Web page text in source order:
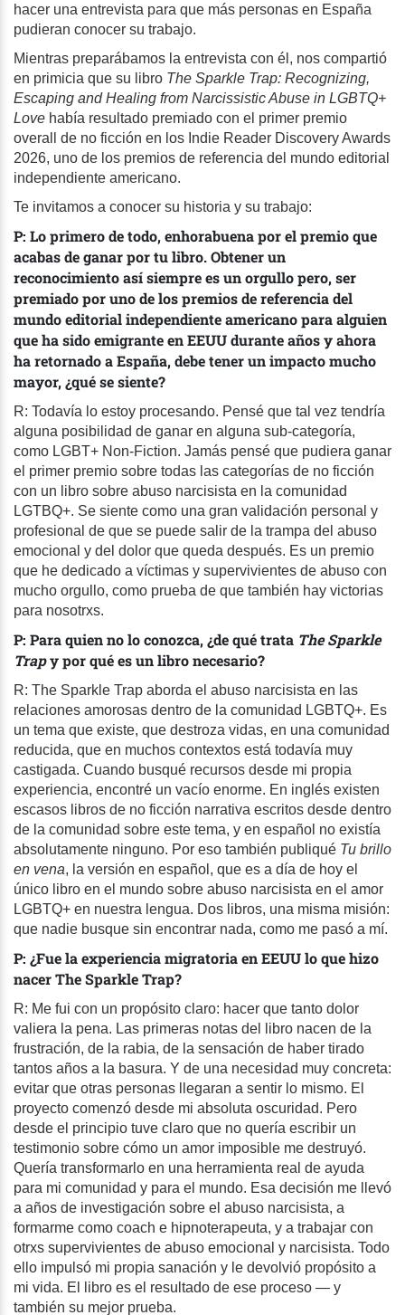
hacer una entrevista para que más personas en España
pudieran conocer su trabajo.
Mientras preparábamos la entrevista con él, nos compartió
en primicia que su libro The Sparkle Trap: Recognizing,
Escaping and Healing from Narcissistic Abuse in LGBTQ+
Love había resultado premiado con el primer premio
overall de no ficción en los Indie Reader Discovery Awards
2026, uno de los premios de referencia del mundo editorial
independiente americano.
Te invitamos a conocer su historia y su trabajo:
P: Lo primero de todo, enhorabuena por el premio que
acabas de ganar por tu libro. Obtener un
reconocimiento así siempre es un orgullo pero, ser
premiado por uno de los premios de referencia del
mundo editorial independiente americano para alguien
que ha sido emigrante en EEUU durante años y ahora
ha retornado a España, debe tener un impacto mucho
mayor, ¿qué se siente?
R: Todavía lo estoy procesando. Pensé que tal vez tendría
alguna posibilidad de ganar en alguna sub-categoría,
como LGBT+ Non-Fiction. Jamás pensé que pudiera ganar
el primer premio sobre todas las categorías de no ficción
con un libro sobre abuso narcisista en la comunidad
LGTBQ+. Se siente como una gran validación personal y
profesional de que se puede salir de la trampa del abuso
emocional y del dolor que queda después. Es un premio
que he dedicado a víctimas y supervivientes de abuso con
mucho orgullo, como prueba de que también hay victorias
para nosotrxs.
P: Para quien no lo conozca, ¿de qué trata The Sparkle
Trapy por qué es un libro necesario?
R: The Sparkle Trap aborda el abuso narcisista en las
relaciones amorosas dentro de la comunidad LGBTQ+. Es
un tema que existe, que destroza vidas, en una comunidad
reducida, que en muchos contextos está todavía muy
castigada. Cuando busqué recursos desde mi propia
experiencia, encontré un vacío enorme. En inglés existen
escasos libros de no ficción narrativa escritos desde dentro
de la comunidad sobre este tema, y en español no existía
absolutamente ninguno. Por eso también publiqué Tu brillo
en vena, la versión en español, que es a día de hoy el
único libro en el mundo sobre abuso narcisista en el amor
LGBTQ+ en nuestra lengua. Dos libros, una misma misión:
que nadie busque sin encontrar nada, como me pasó a mí.
P: ¿Fue la experiencia migratoria en EEUU lo que hizo
nacer The Sparkle Trap?
R: Me fui con un propósito claro: hacer que tanto dolor
valiera la pena. Las primeras notas del libro nacen de la
frustración, de la rabia, de la sensación de haber tirado
tantos años a la basura. Y de una necesidad muy concreta:
evitar que otras personas llegaran a sentir lo mismo. El
proyecto comenzó desde mi absoluta oscuridad. Pero
desde el principio tuve claro que no quería escribir un
testimonio sobre cómo un amor imposible me destruyó.
Quería transformarlo en una herramienta real de ayuda
para mi comunidad y para el mundo. Esa decisión me llevó
a años de investigación sobre el abuso narcisista, a
formarme como coach e hipnoterapeuta, y a trabajar con
otrxs supervivientes de abuso emocional y narcisista. Todo
ello impulsó mi propia sanación y le devolvió propósito a
mi vida. El libro es el resultado de ese proceso — y
también su mejor prueba.